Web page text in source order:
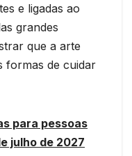
e ligadas ao
grandes
que a arte
formas de cuidar
para pessoas
julho de 2027